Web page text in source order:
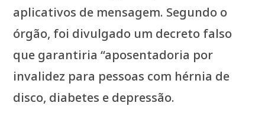
aplicativos de mensagem. Segundo o
órgão, foi divulgado um decreto falso
que garantiria “aposentadoria por
invalidez para pessoas com hérnia de
disco, diabetes e depressão.